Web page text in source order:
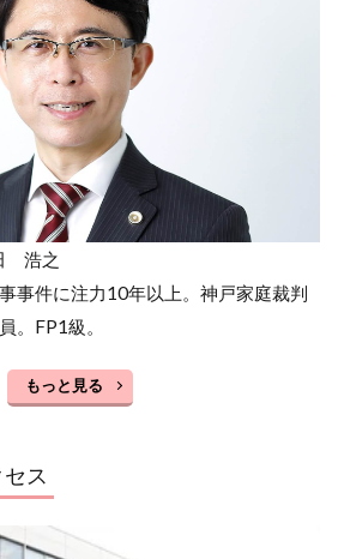
浩之
事件に注力10年以上。神戸家庭裁判
。FP1級。
もっと見る
ス